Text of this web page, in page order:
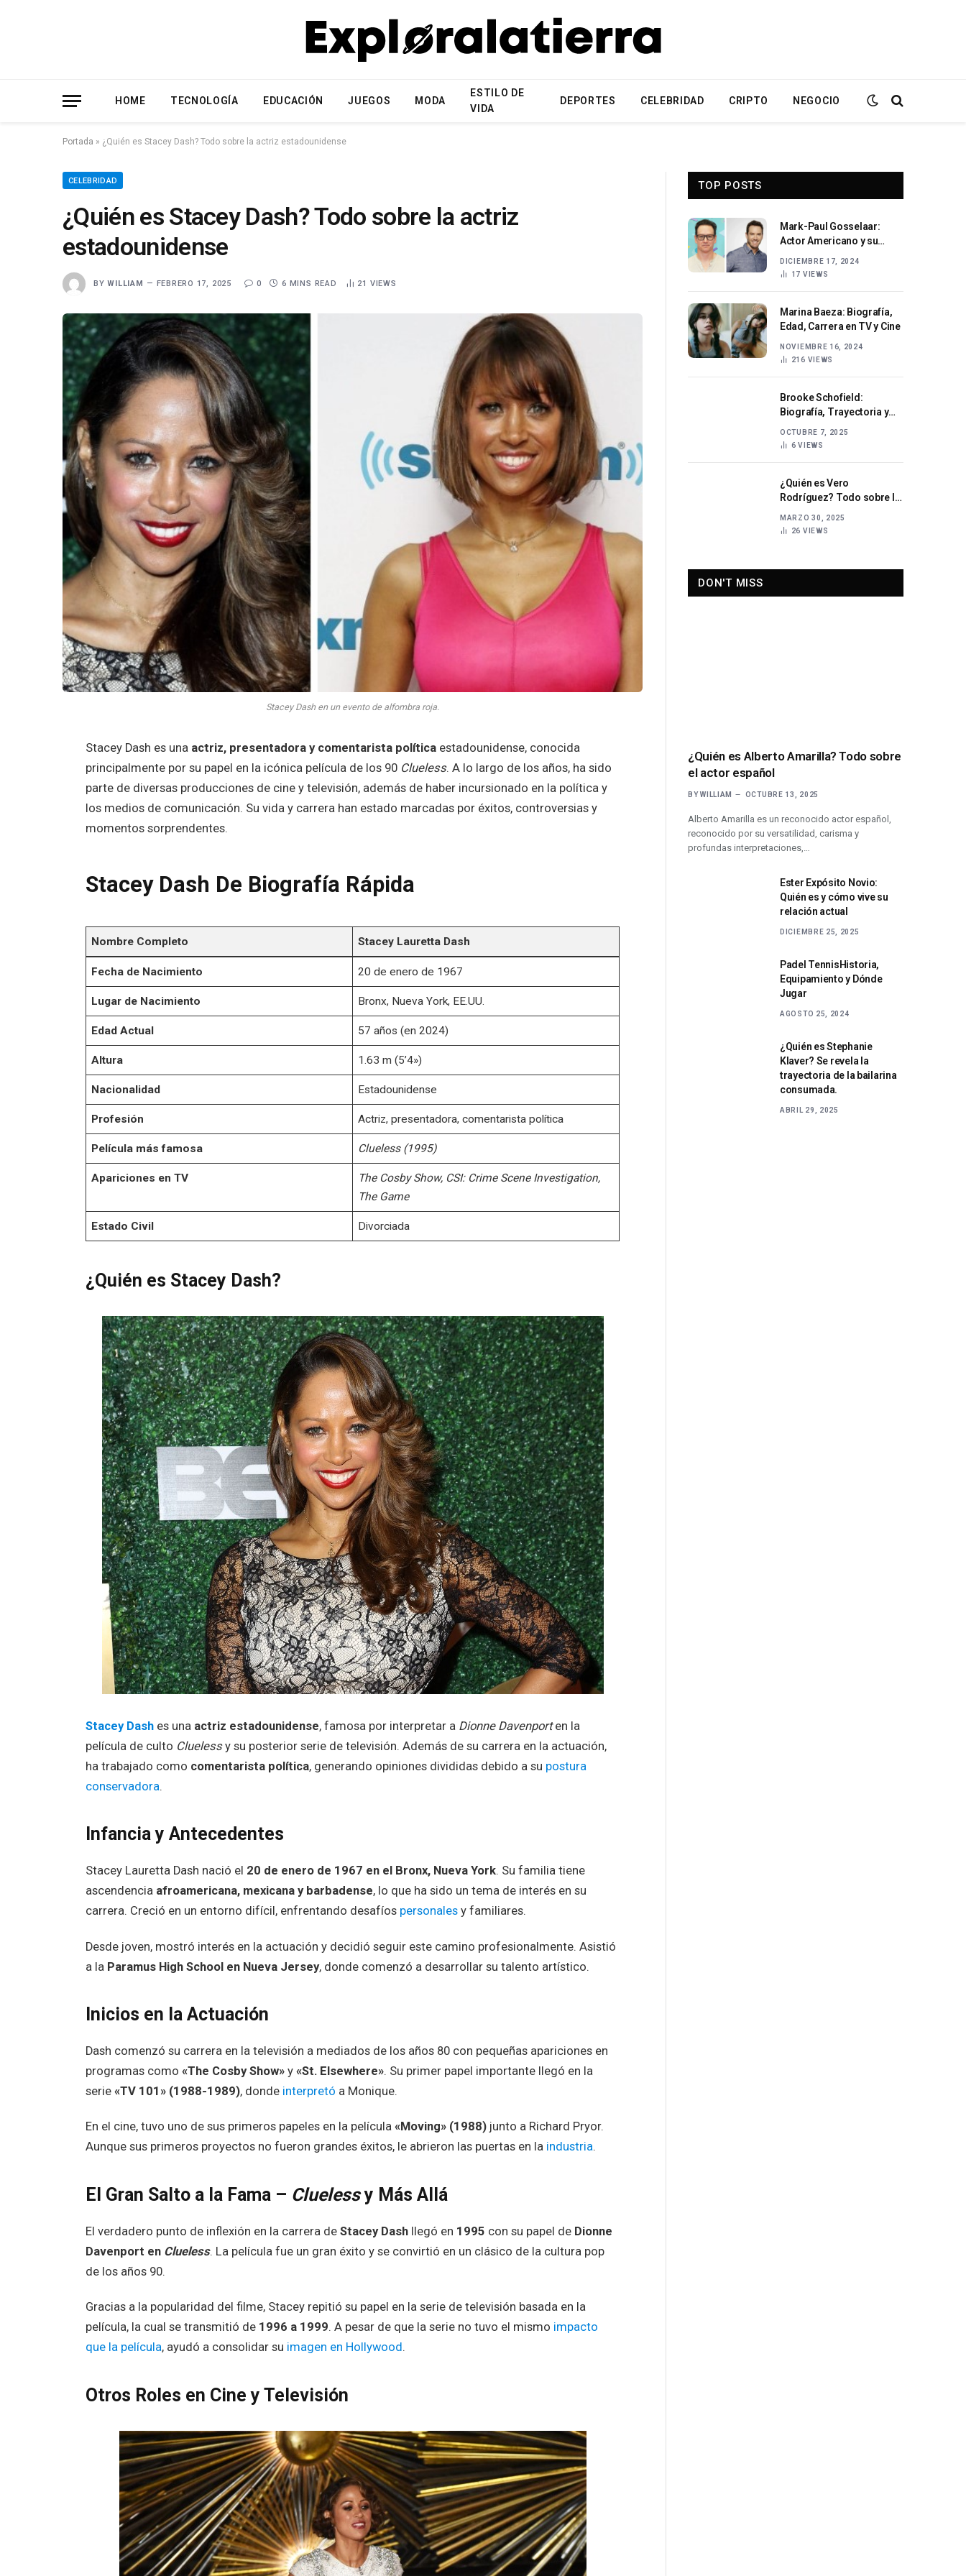
HOME TECNOLOGÍA EDUCACIÓN JUEGOS MODA
ESTILO DE
VIDA
DEPORTES CELEBRIDAD CRIPTO NEGOCIO
Portada » ¿Quién es Stacey Dash? Todo sobre la actriz estadounidense
CELEBRIDAD
¿Quién es Stacey Dash? Todo sobre la actriz
estadounidense
BY WILLIAM FEBRERO 17, 2025 0 6 MINS READ 21 VIEWS
Stacey Dash en un evento de alfombra roja.
Stacey Dash es una actriz, presentadora y comentarista políticaestadounidense, conocida
principalmente por su papel en la icónica película de los 90 Clueless. A lo largo de los años, ha sido
parte de diversas producciones de cine y televisión, además de haber incursionado en la política y
los medios de comunicación. Su vida y carrera han estado marcadas por éxitos, controversias y
momentos sorprendentes.
Stacey Dash De Biografía Rápida
Nombre Completo Stacey Lauretta Dash
Fecha de Nacimiento 20 de enero de 1967
Lugar de Nacimiento Bronx, Nueva York, EE.UU.
Edad Actual 57 años (en 2024)
Altura 1.63 m (5’4»)
Nacionalidad Estadounidense
Profesión Actriz, presentadora, comentarista política
Película más famosa Clueless (1995)
Apariciones en TV
The Cosby Show, CSI: Crime Scene Investigation,
The Game
Estado Civil Divorciada
¿Quién es Stacey Dash?
Stacey Dashes una actriz estadounidense, famosa por interpretar a Dionne Davenporten la
película de culto Cluelessy su posterior serie de televisión. Además de su carrera en la actuación,
ha trabajado como comentarista política, generando opiniones divididas debido a su postura
conservadora.
Infancia y Antecedentes
Stacey Lauretta Dash nació el 20 de enero de 1967 en el Bronx, Nueva York. Su familia tiene
ascendencia afroamericana, mexicana y barbadense, lo que ha sido un tema de interés en su
carrera. Creció en un entorno difícil, enfrentando desafíos personalesy familiares.
Desde joven, mostró interés en la actuación y decidió seguir este camino profesionalmente. Asistió
a la Paramus High School en Nueva Jersey, donde comenzó a desarrollar su talento artístico.
Inicios en la Actuación
Dash comenzó su carrera en la televisión a mediados de los años 80 con pequeñas apariciones en
programas como «The Cosby Show»y «St. Elsewhere». Su primer papel importante llegó en la
serie «TV 101» (1988-1989), donde interpretó a Monique.
En el cine, tuvo uno de sus primeros papeles en la película «Moving» (1988)junto a Richard Pryor.
Aunque sus primeros proyectos no fueron grandes éxitos, le abrieron las puertas en la industria.
El Gran Salto a la Fama – Cluelessy Más Allá
El verdadero punto de inflexión en la carrera de Stacey Dashllegó en 1995 con su papel de Dionne
Davenport en Clueless. La película fue un gran éxito y se convirtió en un clásico de la cultura pop
de los años 90.
Gracias a la popularidad del filme, Stacey repitió su papel en la serie de televisión basada en la
película, la cual se transmitió de 1996 a 1999. A pesar de que la serie no tuvo el mismo impacto
que la película, ayudó a consolidar su imagen en Hollywood .
Otros Roles en Cine y Televisión
TOP POSTS
Mark-Paul Gosselaar:
Actor Americano y su
DICIEMBRE 17, 2024
17 VIEWS
Marina Baeza: Biografía,
Edad, Carrera en TV y Cine
NOVIEMBRE 16, 2024
216 VIEWS
Brooke Schofield:
Biografía, Trayectoria y
Entretenimiento Digital
OCTUBRE 7, 2025
6VIEWS
¿Quién es Vero
Rodríguez? Todo sobre la
deportiva y presentadora
MARZO 30, 2025
26 VIEWS
DON'T MISS
¿Quién es Alberto Amarilla? Todo sobre
el actor español
BY WILLIAM OCTUBRE 13, 2025
Alberto Amarilla es un reconocido actor español,
reconocido por su versatilidad, carisma y
profundas interpretaciones,…
Ester Expósito Novio:
Quién es y cómo vive su
relación actual
DICIEMBRE 25, 2025
Padel TennisHistoria,
Equipamiento y Dónde
Jugar
AGOSTO 25, 2024
¿Quién es Stephanie
Klaver? Se revela la
trayectoria de la bailarina
consumada.
ABRIL 29, 2025